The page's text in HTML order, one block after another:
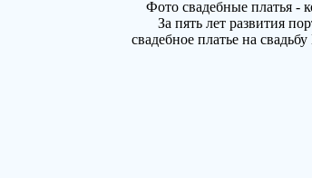
Фото свадебные платья -
За пять лет развития
свадебное платье на